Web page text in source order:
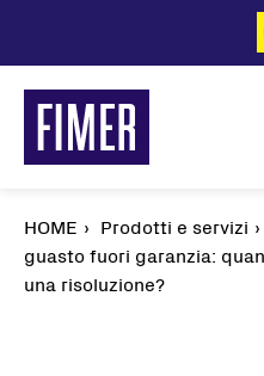
principale
HOME Prodotti e servizi
guasto fuori garanzia:
una risoluzione?